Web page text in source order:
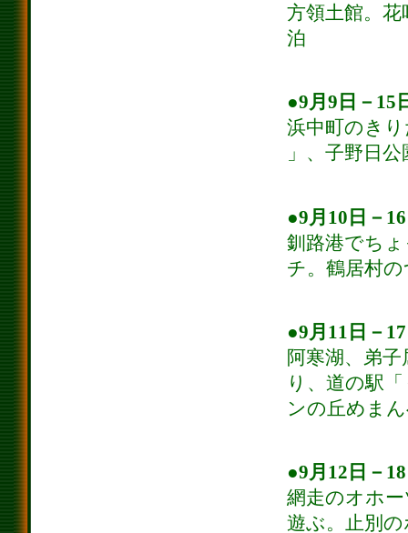
方領土館。
泊
●9月9日－15
浜中町のき
」、子野日
●9月10日－
釧路港でち
チ。鶴居村
●9月11日－
阿寒湖、弟
り、道の駅
ンの丘めま
●9月12日－
網走のオホ
遊ぶ。止別